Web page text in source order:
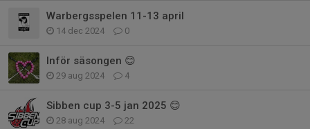
Warbergsspelen 11-13 april
14 dec 2024 0
Inför säsongen 😊
29 aug 2024 4
Sibben cup 3-5 jan 2025 😊
28 aug 2024 22